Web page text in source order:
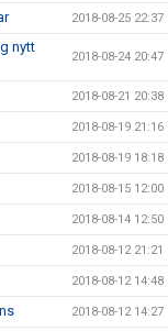
2018-08-25 22:37
nytt
2018-08-24 20:47
2018-08-21 20:38
2018-08-19 21:16
2018-08-19 18:18
2018-08-15 12:00
2018-08-14 12:50
2018-08-12 21:21
2018-08-12 14:48
2018-08-12 14:27